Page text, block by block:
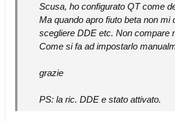
Scusa, ho configurato QT come
Ma quando apro fiuto beta non mi
scegliere DDE etc. Non compare
Come si fa ad impostarlo
grazie
PS: la ric. DDE e stato attivato.